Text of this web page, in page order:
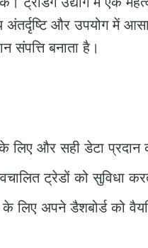
अंतर्दृष्टि और उपयोग में
संपत्ति बनाता है।
के लिए और सही डेटा प्रदान
ट्रेडों को सुविधा
के लिए अपने डैशबोर्ड को